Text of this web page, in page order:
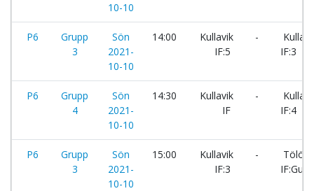
10-10
P6
Grupp
3
Sön
2021-
10-10
14:00
Kullavik
IF:5
-
IF:3
P6
Grupp
4
Sön
2021-
10-10
14:30
Kullavik
IF
-
IF:4
P6
Grupp
3
Sön
2021-
10-10
15:00
Kullavik
IF:3
-
Tölö
IF:Gul